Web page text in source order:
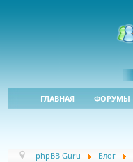
ГЛАВНАЯ ФОРУМЫ
phpBB Guru Блог